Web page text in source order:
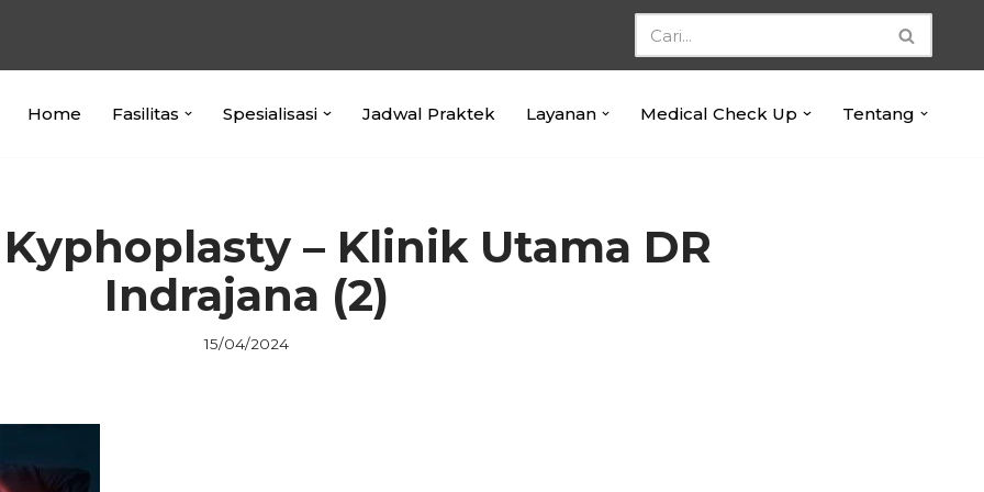
Home Fasilitas Spesialisasi Jadwal Praktek Layanan Medical Check Up Tentang
– Klinik Utama DR
Indrajana (2)
15/04/2024